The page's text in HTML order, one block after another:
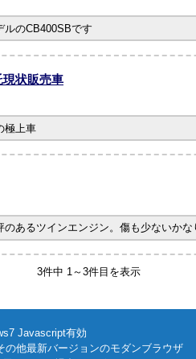
ルのCB400SBです
状販売車
極上車
のあるツインエンジン。傷も少ないかな
3件中 1～3件目を表示
Javascript有効
他最新バージョンのモダンブラウザ